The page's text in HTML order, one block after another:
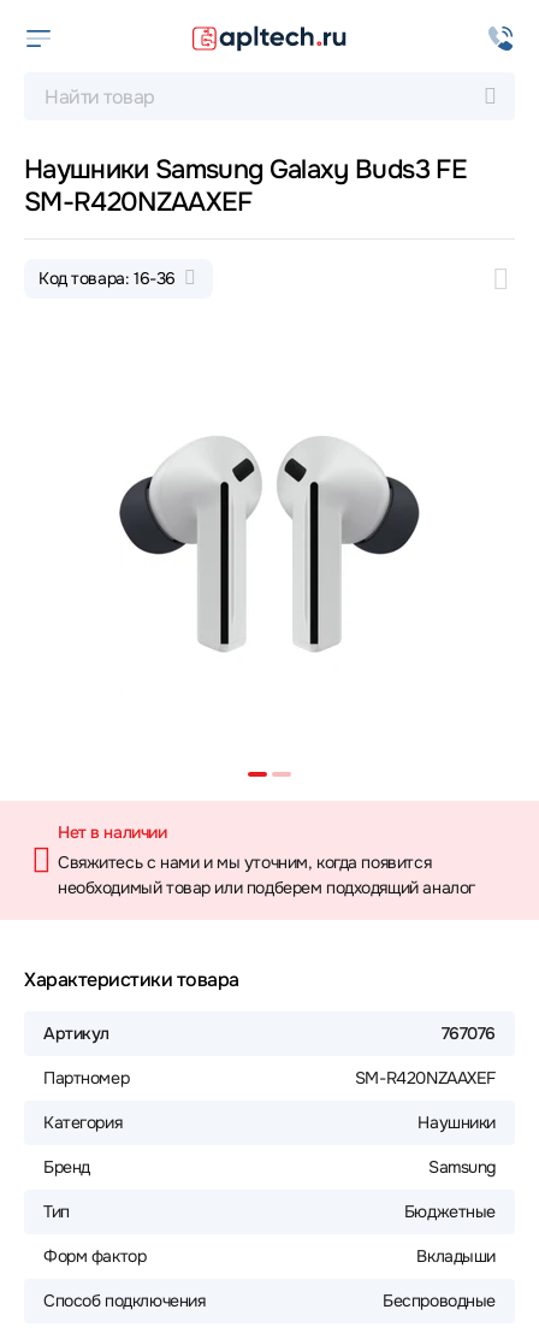
Наушники Samsung Galaxy Buds3 FE
SM-R420NZAAXEF
Код товара: 16-36
Нет в наличии
Свяжитесь с нами и мы уточним, когда появится
необходимый товар или подберем подходящий аналог
Характеристики товара
Артикул 767076
Партномер SM-R420NZAAXEF
Категория Наушники
Бренд Samsung
Тип Бюджетные
Форм фактор Вкладыши
Способ подключения Беспроводные